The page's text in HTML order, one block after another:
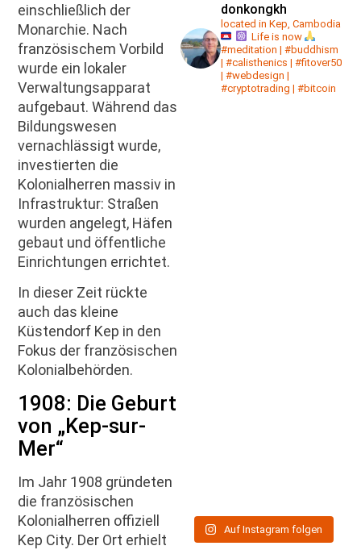
einschließlich der
Monarchie. Nach
französischem Vorbild
wurde ein lokaler
Verwaltungsapparat
aufgebaut. Während das
Bildungswesen
vernachlässigt wurde,
investierten die
Kolonialherren massiv in
Infrastruktur: Straßen
wurden angelegt, Häfen
gebaut und öffentliche
Einrichtungen errichtet.
In dieser Zeit rückte
auch das kleine
Küstendorf Kep in den
Fokus der französischen
Kolonialbehörden.
1908: Die Geburt
von „Kep-sur-
Mer“
Im Jahr 1908 gründeten
die französischen
Kolonialherren offiziell
Kep City. Der Ort erhielt
donkongkh
located in Kep, Cambodia
Life is now
#meditation | #buddhism
| #calisthenics | #fitover50
| #webdesign |
#cryptotrading | #bitcoin
Auf Instagram folgen